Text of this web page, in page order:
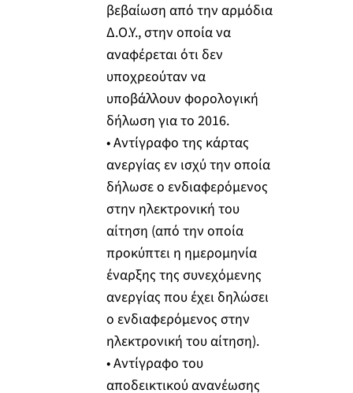
βεβαίωση από την αρμόδια
Δ.Ο.Υ., στην οποία να
αναφέρεται ότι δεν
υποχρεούταν να
υποβάλλουν φορολογική
δήλωση για το 2016.
• Αντίγραφο της κάρτας
ανεργίας εν ισχύ την οποία
δήλωσε ο ενδιαφερόμενος
στην ηλεκτρονική του
αίτηση (από την οποία
προκύπτει η ημερομηνία
έναρξης της συνεχόμενης
ανεργίας που έχει δηλώσει
ο ενδιαφερόμενος στην
ηλεκτρονική του αίτηση).
• Αντίγραφο του
αποδεικτικού ανανέωσης